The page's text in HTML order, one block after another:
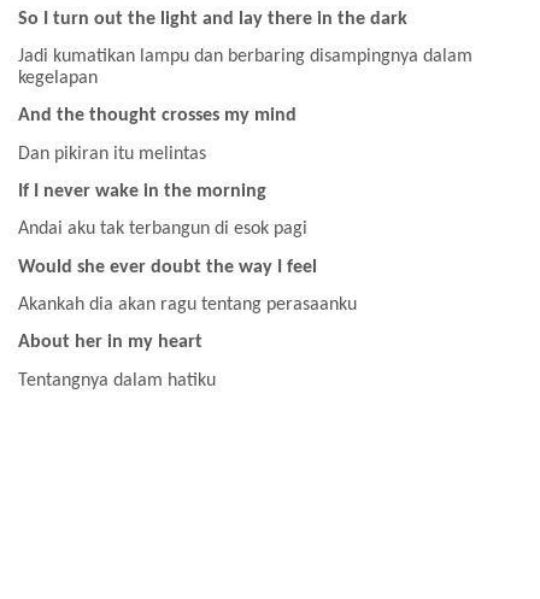
So I turn out the light and lay there in the dark
Jadi kumatikan lampu dan berbaring disampingnya dalam
kegelapan
And the thought crosses my mind
Dan pikiran itu melintas
If I never wake in the morning
Andai aku tak terbangun di esok pagi
Would she ever doubt the way I feel
Akankah dia akan ragu tentang perasaanku
About her in my heart
Tentangnya dalam hatiku